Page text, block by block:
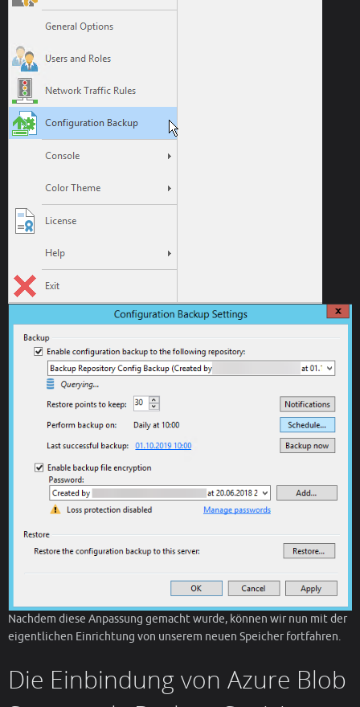
Nachdem diese Anpassung gemacht wurde, können wir nun mit der
eigentlichen Einrichtung von unserem neuen Speicher fortfahren.
Die Einbindung von Azure Blob